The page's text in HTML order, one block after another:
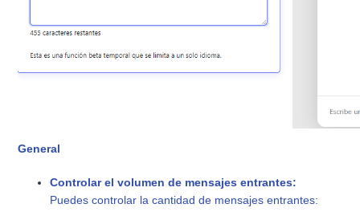
General
Controlar el volumen de mensajes entrantes:
Puedes controlar la cantidad de mensajes entrantes: